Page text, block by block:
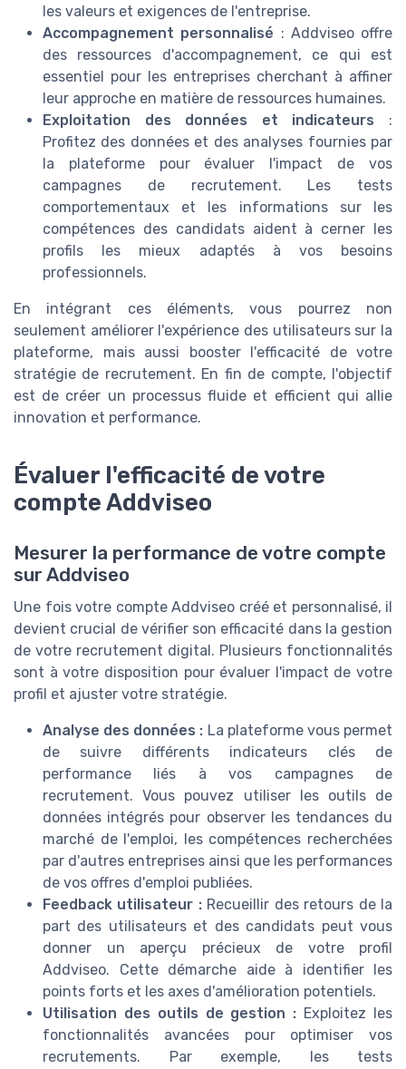
les valeurs et exigences de l'entreprise.
Accompagnement personnalisé : Addviseo offre
des ressources d'accompagnement, ce qui est
essentiel pour les entreprises cherchant à affiner
leur approche en matière de ressources humaines.
Exploitation des données et indicateurs :
Profitez des données et des analyses fournies par
la plateforme pour évaluer l'impact de vos
campagnes de recrutement. Les tests
comportementaux et les informations sur les
compétences des candidats aident à cerner les
profils les mieux adaptés à vos besoins
professionnels.
En intégrant ces éléments, vous pourrez non
seulement améliorer l'expérience des utilisateurs sur la
plateforme, mais aussi booster l'efficacité de votre
stratégie de recrutement. En fin de compte, l'objectif
est de créer un processus fluide et efficient qui allie
innovation et performance.
Évaluer l'efficacité de votre
compte Addviseo
Mesurer la performance de votre compte
sur Addviseo
Une fois votre compte Addviseo créé et personnalisé, il
devient crucial de vérifier son efficacité dans la gestion
de votre recrutement digital. Plusieurs fonctionnalités
sont à votre disposition pour évaluer l'impact de votre
profil et ajuster votre stratégie.
Analyse des données : La plateforme vous permet
de suivre différents indicateurs clés de
performance liés à vos campagnes de
recrutement. Vous pouvez utiliser les outils de
données intégrés pour observer les tendances du
marché de l'emploi, les compétences recherchées
par d'autres entreprises ainsi que les performances
de vos offres d'emploi publiées.
Feedback utilisateur :Recueillir des retours de la
part des utilisateurs et des candidats peut vous
donner un aperçu précieux de votre profil
Addviseo. Cette démarche aide à identifier les
points forts et les axes d'amélioration potentiels.
Utilisation des outils de gestion : Exploitez les
fonctionnalités avancées pour optimiser vos
recrutements. Par exemple, les tests